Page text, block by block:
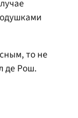
то не
де Рош.